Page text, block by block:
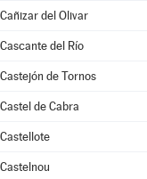
Cañizar del Olivar
Cascante del Río
Castejón de Tornos
Castel de Cabra
Castellote
Castelnou